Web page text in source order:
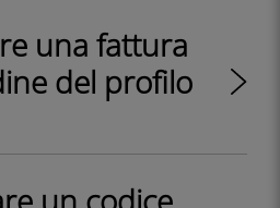
una fattura
del profilo